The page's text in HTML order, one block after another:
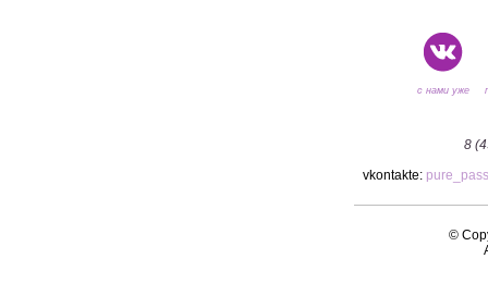
с нами уже
8
vkontakte:
©